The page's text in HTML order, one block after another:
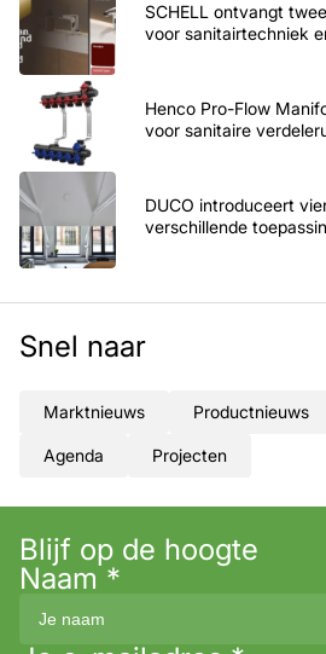
SCHELL ontvangt
voor sanitairtechniek
Henco Pro-Flow
voor sanitaire
DUCO introduceert
verschillende
Snel naar
Marktnieuws Productnieuws
Agenda Projecten
Blijf op de hoogte
Naam *